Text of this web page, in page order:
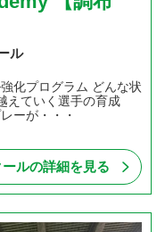
ル
化プログラム どんな状
えていく選手の育成
ーが・・・
ールの詳細を見る